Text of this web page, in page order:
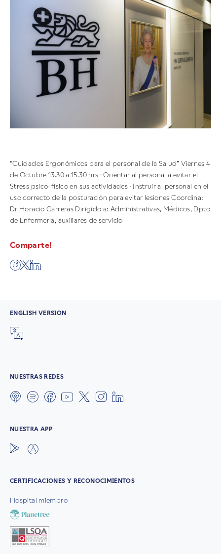
“Cuidados Ergonómicos para el personal de la Salud” Viernes 4
de Octubre 13.30 a 15.30 hrs · Orientar al personal a evitar el
Stress psico-físico en sus actividades · Instruir al personal en el
uso correcto de la posturación para evitar lesiones Coordina:
Dr Horacio Carreras Dirigido a: Administrativas, Médicos, Dpto
de Enfermería, auxiliares de servicio
Comparte!
ENGLISH VERSION
NUESTRAS REDES
NUESTRA APP
CERTIFICACIONES Y RECONOCIMIENTOS
Hospital miembro